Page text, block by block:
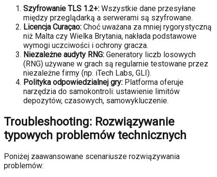
Szyfrowanie TLS 1.2+: Wszystkie dane przesyłane
między przeglądarką a serwerami są szyfrowane.
Licencja Curaçao: Choć uważana za mniej rygorystyczną
niż Malta czy Wielka Brytania, nakłada podstawowe
wymogi uczciwości i ochrony gracza.
Niezależne audyty RNG: Generatory liczb losowych
(RNG) używane w grach są regularnie testowane przez
niezależne firmy (np. iTech Labs, GLI).
Polityka odpowiedzialnej gry: Platforma oferuje
narzędzia do samokontroli: ustawienie limitów
depozytów, czasowych, samowykluczenie.
Troubleshooting: Rozwiązywanie
typowych problemów technicznych
Poniżej zaawansowane scenariusze rozwiązywania
problemów: